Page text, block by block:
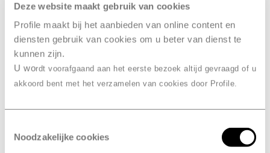
Deze website maakt gebruik van cookies
Profile maakt bij het aanbieden van online content en
diensten gebruik van cookies om u beter van dienst te
kunnen zijn.
U wordt voorafgaand aan het eerste bezoek altijd gevraagd of u
akkoord bent met het verzamelen van cookies door Profile.
Noodzakelijke cookies
Prijzen en garantie
Wil je meer weten over de prijzen van onze service?
Bijvoorbeeld of we verzendkosten rekenen bij het
bestellen van banden in onze webshop? Kijk dan naar
onze antwoorden op de veelgestelde vragen.